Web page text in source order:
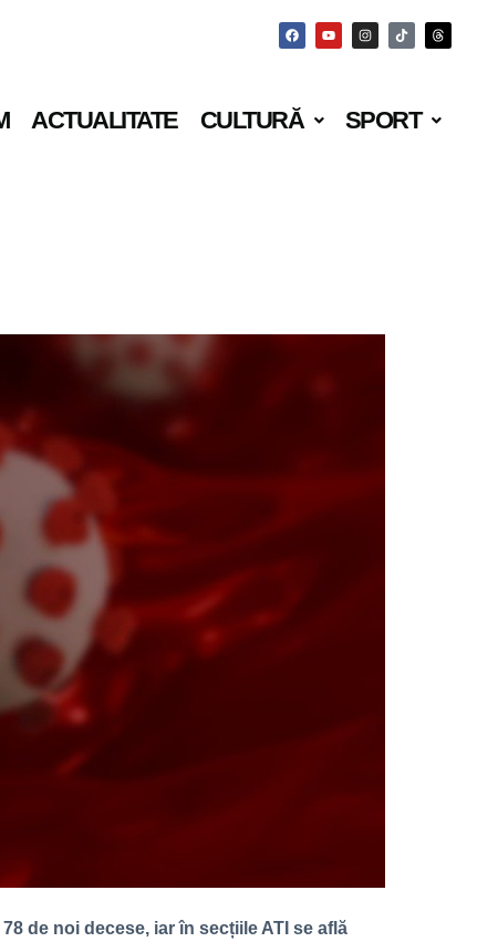
ACTUALITATE CULTURĂ SPORT
de noi decese, iar în secțiile ATI se află